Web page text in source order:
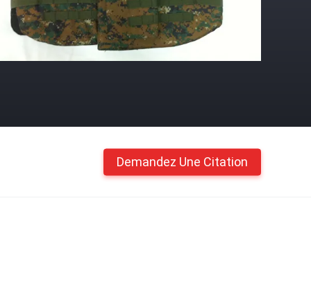
Demandez Une Citation